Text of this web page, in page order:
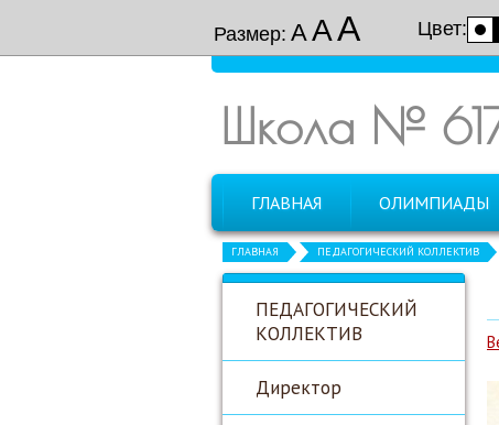
Размер: ААА Цвет:
Школа №
ГЛАВНАЯ ОЛИМПИАДЫ
ГЛАВНАЯ ПЕДАГОГИЧЕСКИЙ КОЛЛЕКТИВ
ПЕДАГОГИЧЕСКИЙ
КОЛЛЕКТИВ
Директор